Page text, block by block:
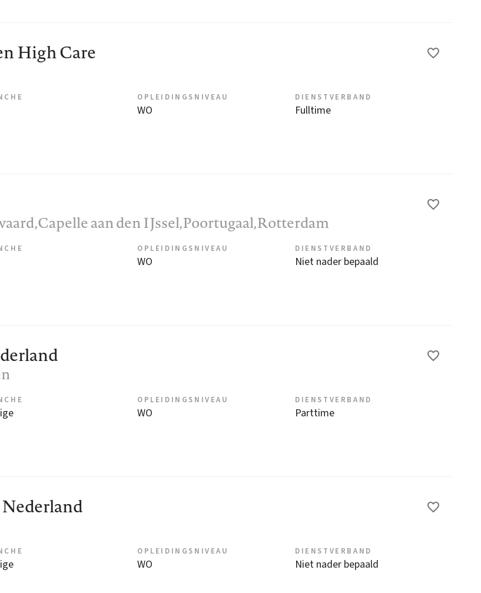
High Care
OPLEIDINGSNIVEAU
WO
DIENSTVERBAND
Fulltime
aan den IJssel,Poortugaal,Rotterdam
OPLEIDINGSNIVEAU
WO
DIENSTVERBAND
Niet nader bepaald
OPLEIDINGSNIVEAU
WO
DIENSTVERBAND
Parttime
OPLEIDINGSNIVEAU
WO
DIENSTVERBAND
Niet nader bepaald